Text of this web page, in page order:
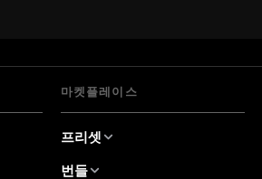
마켓플레이스
프리셋
Luminar Neo 프리셋
번들